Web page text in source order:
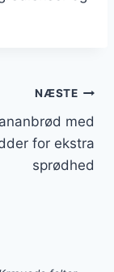
NÆSTE
med
for ekstra
sprødhed